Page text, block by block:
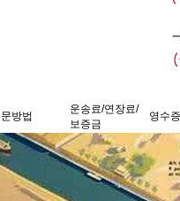
방법
운송료/연장료/
보증금
영수증